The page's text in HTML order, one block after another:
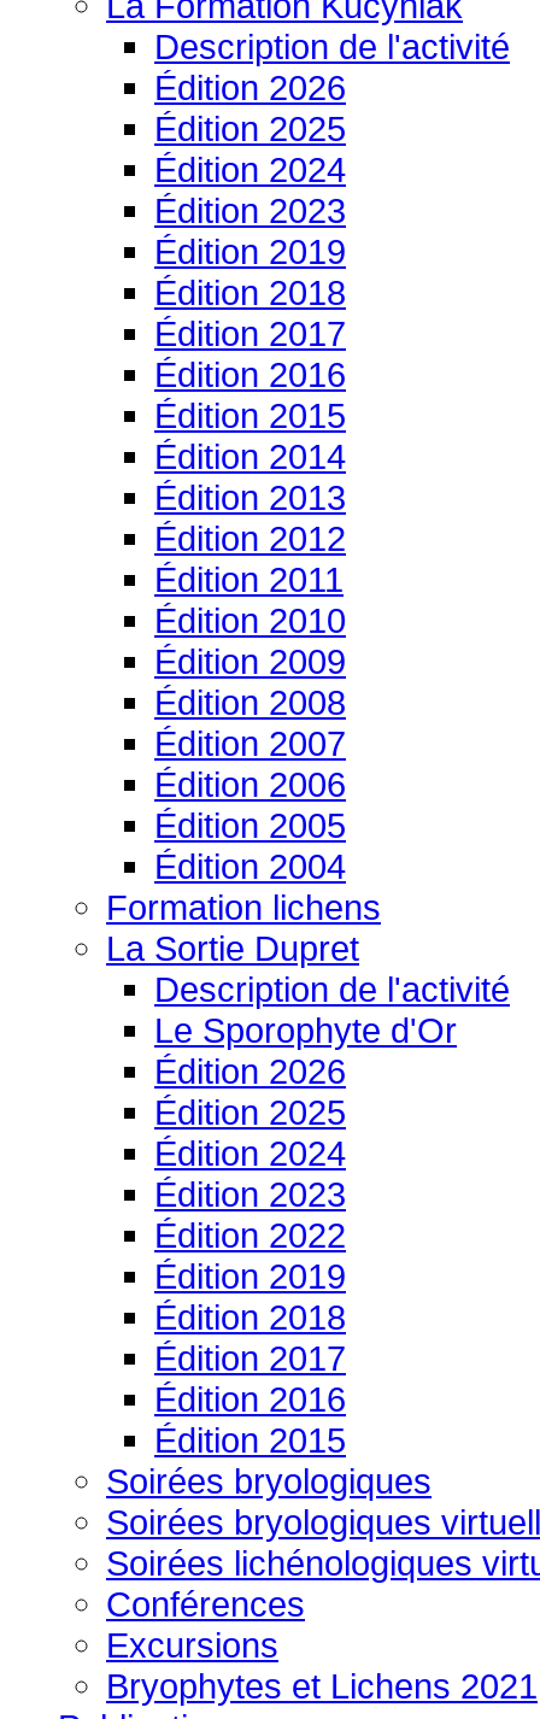
Description de l'activité
Édition 2026
Édition 2025
Édition 2024
Édition 2023
Édition 2019
Édition 2018
Édition 2017
Édition 2016
Édition 2015
Édition 2014
Édition 2013
Édition 2012
Édition 2011
Édition 2010
Édition 2009
Édition 2008
Édition 2007
Édition 2006
Édition 2005
Édition 2004
Formation lichens
La Sortie Dupret
Description de l'activité
Le Sporophyte d'Or
Édition 2026
Édition 2025
Édition 2024
Édition 2023
Édition 2022
Édition 2019
Édition 2018
Édition 2017
Édition 2016
Édition 2015
Soirées bryologiques
Soirées bryologiques
Soirées lichénologiques
Conférences
Excursions
Bryophytes et Lichens 2021